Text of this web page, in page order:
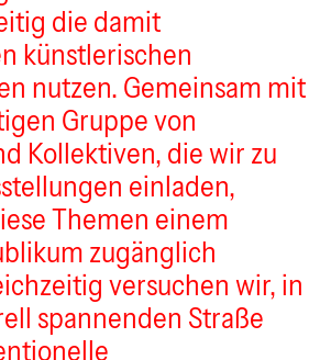
die damit
künstlerischen
nutzen. Gemeinsam mit
Gruppe von
Kollektiven, die wir zu
einladen,
Themen einem
zugänglich
versuchen wir, in
spannenden Straße